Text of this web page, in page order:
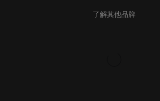
了解其他品牌